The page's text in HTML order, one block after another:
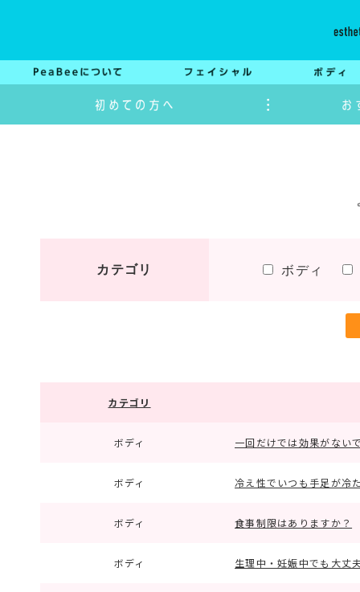
カテゴリ ボディ
カテゴリ
ボディ 一回だけでは効果がない
ボディ 冷え性でいつも手足が冷
ボディ 食事制限はありますか？
ボディ 生理中・妊娠中でも大丈